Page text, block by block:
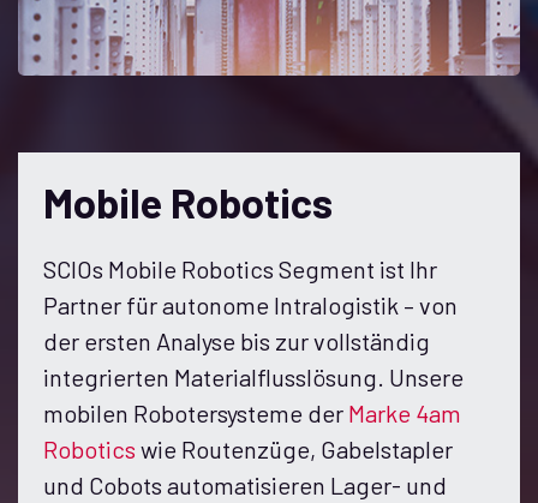
Mobile Robotics
SCIOs Mobile Robotics Segment ist Ihr
Partner für autonome Intralogistik – von
der ersten Analyse bis zur vollständig
integrierten Materialflusslösung. Unsere
mobilen Robotersysteme der Marke 4am
Robotics wie Routenzüge, Gabelstapler
und Cobots automatisieren Lager- und